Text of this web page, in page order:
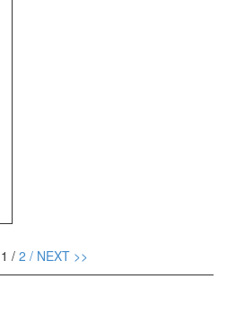
1 / 2 / NEXT >>